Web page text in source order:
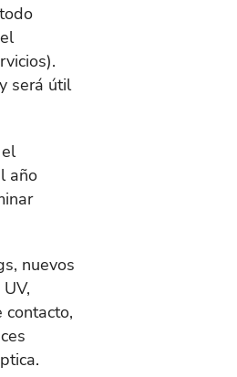
será útil
año
nuevos